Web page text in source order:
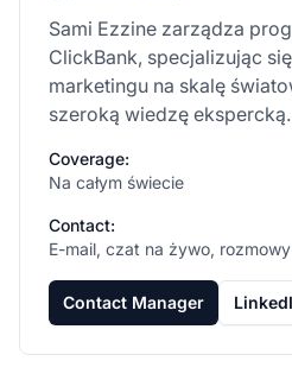
Sami Ezzine zarządza
ClickBank, specjalizując
marketingu na skalę
szeroką wiedzę ekspercką.
Coverage:
Na całym świecie
Contact:
E-mail, czat na żywo,
Contact Manager